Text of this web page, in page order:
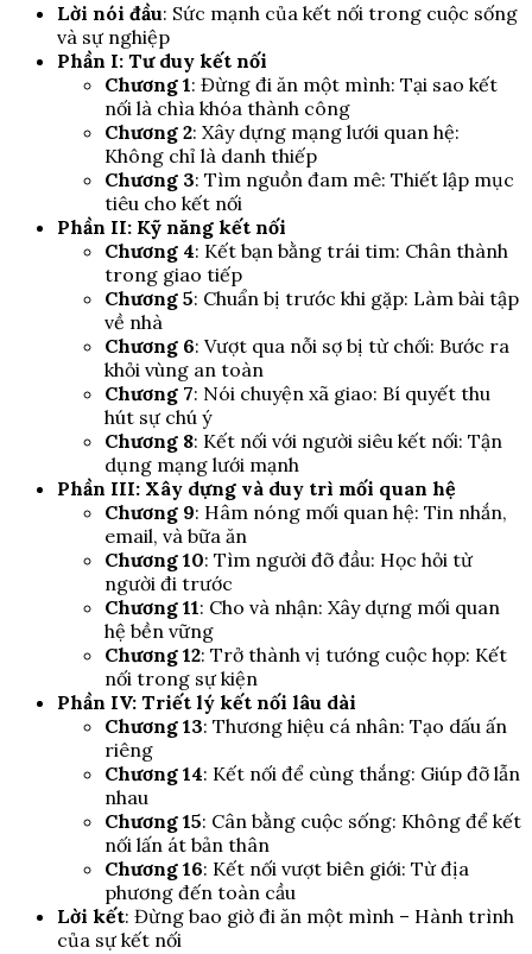
Lời nói đầu: Sức mạnh của kết nối trong cuộc sống
và sự nghiệp
Phần I: Tư duy kết nối
Chương 1: Đừng đi ăn một mình: Tại sao kết
nối là chìa khóa thành công
Chương 2: Xây dựng mạng lưới quan hệ:
Không chỉ là danh thiếp
Chương 3: Tìm nguồn đam mê: Thiết lập mục
tiêu cho kết nối
Phần II: Kỹ năng kết nối
Chương 4: Kết bạn bằng trái tim: Chân thành
trong giao tiếp
Chương 5: Chuẩn bị trước khi gặp: Làm bài tập
về nhà
Chương 6: Vượt qua nỗi sợ bị từ chối: Bước ra
khỏi vùng an toàn
Chương 7: Nói chuyện xã giao: Bí quyết thu
hút sự chú ý
Chương 8: Kết nối với người siêu kết nối: Tận
dụng mạng lưới mạnh
Phần III: Xây dựng và duy trì mối quan hệ
Chương 9: Hâm nóng mối quan hệ: Tin nhắn,
email, và bữa ăn
Chương 10: Tìm người đỡ đầu: Học hỏi từ
người đi trước
Chương 11: Cho và nhận: Xây dựng mối quan
hệ bền vững
Chương 12: Trở thành vị tướng cuộc họp: Kết
nối trong sự kiện
Phần IV: Triết lý kết nối lâu dài
Chương 13: Thương hiệu cá nhân: Tạo dấu ấn
riêng
Chương 14: Kết nối để cùng thắng: Giúp đỡ lẫn
nhau
Chương 15: Cân bằng cuộc sống: Không để kết
nối lấn át bản thân
Chương 16: Kết nối vượt biên giới: Từ địa
phương đến toàn cầu
Lời kết: Đừng bao giờ đi ăn một mình – Hành trình
của sự kết nối